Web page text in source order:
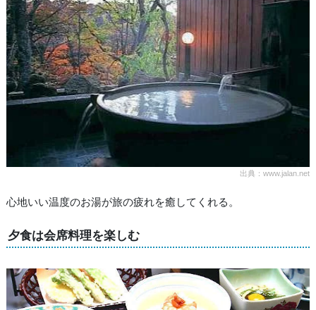
出典：www.jalan.net
心地いい温度のお湯が旅の疲れを癒してくれる。
夕食は会席料理を楽しむ